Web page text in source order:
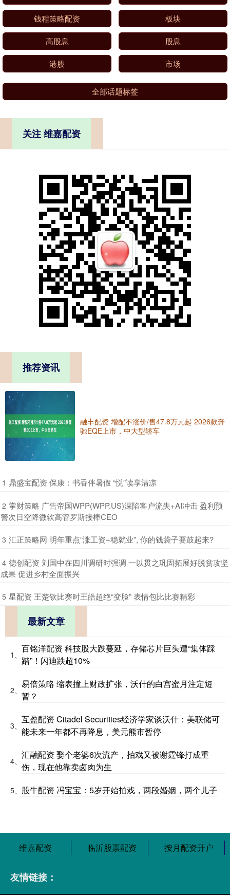
钱程策略配资 板块
高股息 股息
港股 市场
全部话题标签
关注 维嘉配资
推荐资讯
融丰配资 增配不涨价/售47.8万元起 2026款奔
驰EQE上市，中大型轿车
1 ​鼎盛宝配资 保康：书香伴暑假 “悦”读享清凉
2 ​掌财策略 广告帝国WPP(WPP.US)深陷客户流失+AI冲击 盈利预
警次日空降微软高管罗斯接棒CEO
3 ​汇正策略网 明年重点“涨工资+稳就业”, 你的钱袋子要鼓起来?
4 ​德创配资 刘国中在四川调研时强调 一以贯之巩固拓展好脱贫攻坚
成果 促进乡村全面振兴
5 ​星配资 王楚钦比赛时王皓超绝“变脸” 表情包比比赛精彩
最新文章
1、
百铭洋配资 科技股大跌蔓延，存储芯片巨头遭“集体踩
踏”！闪迪跌超10%
2、
易倍策略 缩表撞上财政扩张，沃什的白宫蜜月注定短
暂？
3、
互盈配资 Citadel Securities经济学家谈沃什：美联储可
能未来一年都不再降息，美元熊市暂停
4、
汇融配资 娶个老婆6次流产，拍戏又被谢霆锋打成重
伤，现在他靠卖卤肉为生
5、 股牛配资 冯宝宝：5岁开始拍戏，两段婚姻，两个儿子
维嘉配资 临沂股票配资 按月配资开户
友情链接：